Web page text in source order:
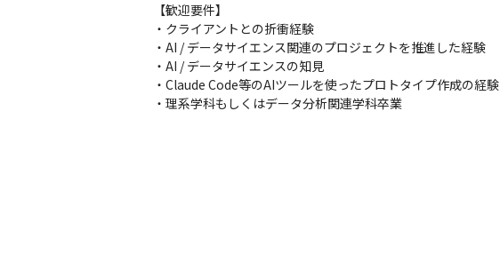
【歓迎要件】
・クライアントとの折衝経験
・AI / データサイエンス関連のプロジェクトを推進した経験
・AI / データサイエンスの知見
・Claude Code等のAIツールを使ったプロトタイプ作成の経験
・理系学科もしくはデータ分析関連学科卒業